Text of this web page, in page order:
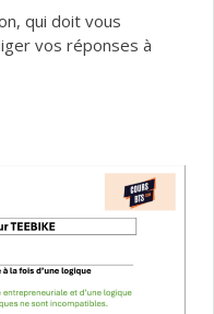
qui doit vous
vos réponses à